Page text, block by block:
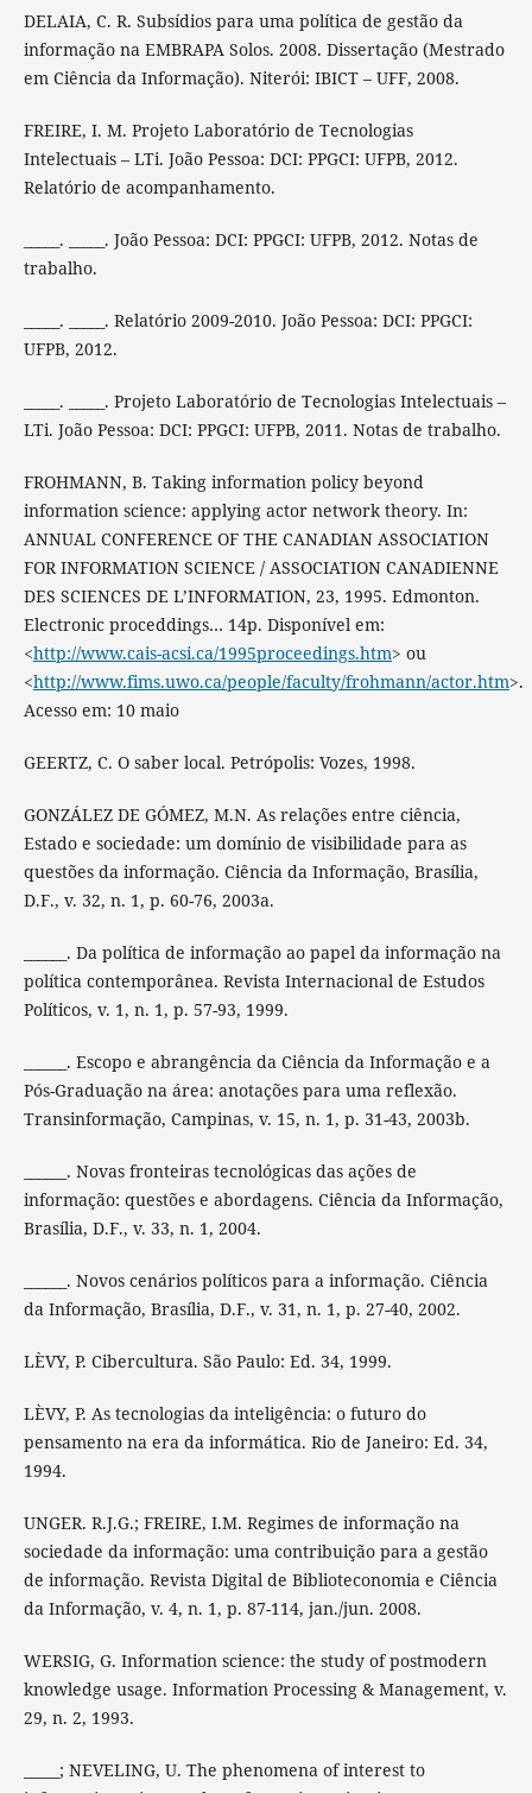
DELAIA, C. R. Subsídios para uma política de gestão da
informação na EMBRAPA Solos. 2008. Dissertação (Mestrado
em Ciência da Informação). Niterói: IBICT – UFF, 2008.
FREIRE, I. M. Projeto Laboratório de Tecnologias
Intelectuais – LTi. João Pessoa: DCI: PPGCI: UFPB, 2012.
Relatório de acompanhamento.
_____. _____. João Pessoa: DCI: PPGCI: UFPB, 2012. Notas de
trabalho.
_____. _____. Relatório 2009-2010. João Pessoa: DCI: PPGCI:
UFPB, 2012.
_____. _____. Projeto Laboratório de Tecnologias Intelectuais –
LTi. João Pessoa: DCI: PPGCI: UFPB, 2011. Notas de trabalho.
FROHMANN, B. Taking information policy beyond
information science: applying actor network theory. In:
ANNUAL CONFERENCE OF THE CANADIAN ASSOCIATION
FOR INFORMATION SCIENCE / ASSOCIATION CANADIENNE
DES SCIENCES DE L’INFORMATION, 23, 1995. Edmonton.
Electronic proceddings… 14p. Disponível em:
<http://www.cais-acsi.ca/1995proceedings.htm> ou
<http://www.fims.uwo.ca/people/faculty/frohmann/actor.htm>.
Acesso em: 10 maio
GEERTZ, C. O saber local. Petrópolis: Vozes, 1998.
GONZÁLEZ DE GÓMEZ, M.N. As relações entre ciência,
Estado e sociedade: um domínio de visibilidade para as
questões da informação. Ciência da Informação, Brasília,
D.F., v. 32, n. 1, p. 60-76, 2003a.
______. Da política de informação ao papel da informação na
política contemporânea. Revista Internacional de Estudos
Políticos, v. 1, n. 1, p. 57-93, 1999.
______. Escopo e abrangência da Ciência da Informação e a
Pós-Graduação na área: anotações para uma reflexão.
Transinformação, Campinas, v. 15, n. 1, p. 31-43, 2003b.
______. Novas fronteiras tecnológicas das ações de
informação: questões e abordagens. Ciência da Informação,
Brasília, D.F., v. 33, n. 1, 2004.
______. Novos cenários políticos para a informação. Ciência
da Informação, Brasília, D.F., v. 31, n. 1, p. 27-40, 2002.
LÈVY, P. Cibercultura. São Paulo: Ed. 34, 1999.
LÈVY, P. As tecnologias da inteligência: o futuro do
pensamento na era da informática. Rio de Janeiro: Ed. 34,
1994.
UNGER. R.J.G.; FREIRE, I.M. Regimes de informação na
sociedade da informação: uma contribuição para a gestão
de informação. Revista Digital de Biblioteconomia e Ciência
da Informação, v. 4, n. 1, p. 87-114, jan./jun. 2008.
WERSIG, G. Information science: the study of postmodern
knowledge usage. Information Processing & Management, v.
29, n. 2, 1993.
_____; NEVELING, U. The phenomena of interest to